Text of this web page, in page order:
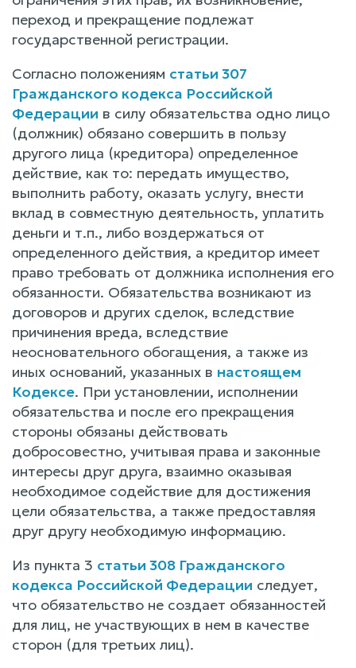
переход и прекращение подлежат
государственной регистрации.
Согласно положениям статьи 307
Гражданского кодекса Российской
Федерации в силу обязательства одно лицо
(должник) обязано совершить в пользу
другого лица (кредитора) определенное
действие, как то: передать имущество,
выполнить работу, оказать услугу, внести
вклад в совместную деятельность, уплатить
деньги и т.п., либо воздержаться от
определенного действия, а кредитор имеет
право требовать от должника исполнения его
обязанности. Обязательства возникают из
договоров и других сделок, вследствие
причинения вреда, вследствие
неосновательного обогащения, а также из
иных оснований, указанных в настоящем
Кодексе. При установлении, исполнении
обязательства и после его прекращения
стороны обязаны действовать
добросовестно, учитывая права и законные
интересы друг друга, взаимно оказывая
необходимое содействие для достижения
цели обязательства, а также предоставляя
друг другу необходимую информацию.
Из пункта 3 статьи 308 Гражданского
кодекса Российской Федерации следует,
что обязательство не создает обязанностей
для лиц, не участвующих в нем в качестве
сторон (для третьих лиц).